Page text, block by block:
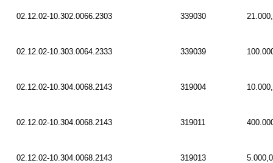
02.12.02-10.302.0066.2303 339030
02.12.02-10.303.0064.2333 339039
02.12.02-10.304.0068.2143 319004
02.12.02-10.304.0068.2143 319011
02.12.02-10.304.0068.2143 319013